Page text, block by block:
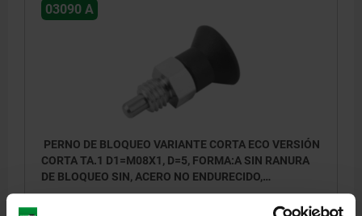
03090 A
PERNO DE BLOQUEO VARIANTE CORTA ECO VERSIÓN
CORTA TA.1 D1=M08X1, D=5, FORMA:A SIN RANURA
DE BLOQUEO SIN, ACERO NO ENDURECIDO,
COMP:TERMOPLÁSTICO GRIS ANTRACITA RAL7021